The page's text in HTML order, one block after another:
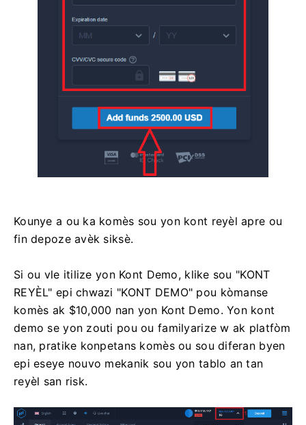
Kounye a ou ka komès sou yon kont reyèl apre ou
fin depoze avèk siksè.
Si ou vle itilize yon Kont Demo, klike sou "KONT
REYÈL" epi chwazi "KONT DEMO" pou kòmanse
komès ak $10,000 nan yon Kont Demo. Yon kont
demo se yon zouti pou ou familyarize w ak platfòm
nan, pratike konpetans komès ou sou diferan byen
epi eseye nouvo mekanik sou yon tablo an tan
reyèl san risk.